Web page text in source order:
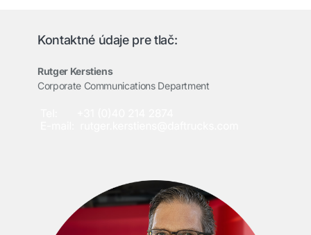
Kontaktné údaje pre tlač:
Rutger Kerstiens
Corporate Communications Department